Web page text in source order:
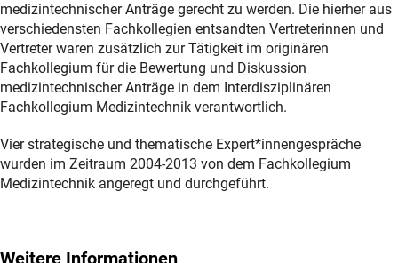
medizintechnischer Anträge gerecht zu werden. Die hierher aus
verschiedensten Fachkollegien entsandten Vertreterinnen und
Vertreter waren zusätzlich zur Tätigkeit im originären
Fachkollegium für die Bewertung und Diskussion
medizintechnischer Anträge in dem Interdisziplinären
Fachkollegium Medizintechnik verantwortlich.
Vier strategische und thematische Expert*innengespräche
wurden im Zeitraum 2004-2013 von dem Fachkollegium
Medizintechnik angeregt und durchgeführt.